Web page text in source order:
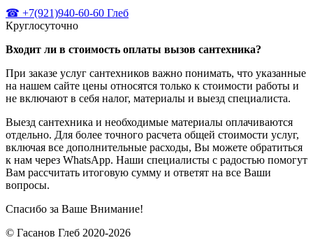
☎ +7(921)940-60-60 Глеб
Круглосуточно
Входит ли в стоимость оплаты вызов сантехника?
При заказе услуг сантехников важно понимать, что указанные
на нашем сайте цены относятся только к стоимости работы и
не включают в себя налог, материалы и выезд специалиста.
Выезд сантехника и необходимые материалы оплачиваются
отдельно. Для более точного расчета общей стоимости услуг,
включая все дополнительные расходы, Вы можете обратиться
к нам через WhatsApp. Наши специалисты с радостью помогут
Вам рассчитать итоговую сумму и ответят на все Ваши
вопросы.
Спасибо за Ваше Внимание!
© Гасанов Глеб 2020-2026